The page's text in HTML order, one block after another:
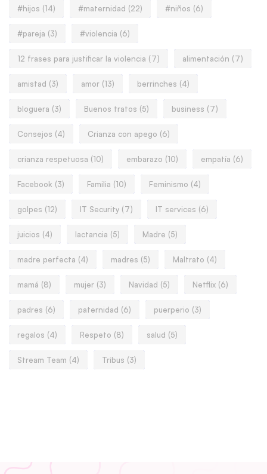
#hijos (14) #maternidad (22) #niños (6)
#pareja (3) #violencia (6)
12 frases para justificar la violencia (7) alimentación (7)
amistad (3) amor (13) berrinches (4)
bloguera (3) Buenos tratos (5) business (7)
Consejos (4) Crianza con apego (6)
crianza respetuosa (10) embarazo (10) empatía (6)
Facebook (3) Familia (10) Feminismo (4)
golpes (12) IT Security (7) IT services (6)
juicios (4) lactancia (5) Madre (5)
madre perfecta (4) madres (5) Maltrato (4)
mamá (8) mujer (3) Navidad (5) Netflix (6)
padres (6) paternidad (6) puerperio (3)
regalos (4) Respeto (8) salud (5)
Stream Team (4) Tribus (3)